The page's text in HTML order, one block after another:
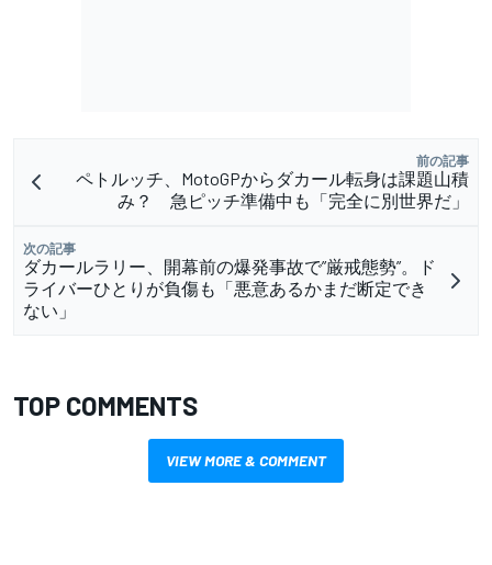
前の記事
ペトルッチ、MotoGPからダカール転身は課題山積
み？ 急ピッチ準備中も「完全に別世界だ」
次の記事
ダカールラリー、開幕前の爆発事故で”厳戒態勢”。ド
ライバーひとりが負傷も「悪意あるかまだ断定でき
ない」
TOP COMMENTS
VIEW MORE & COMMENT